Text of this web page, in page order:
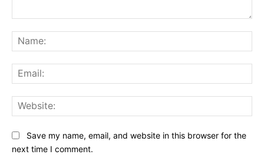
Save my name, email, and website in this browser for the
next time I comment.